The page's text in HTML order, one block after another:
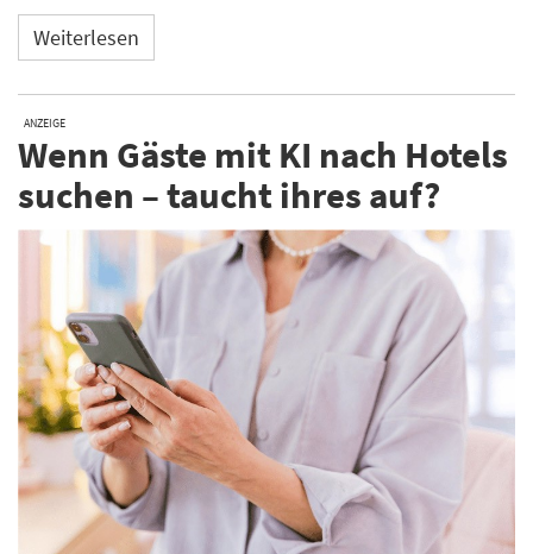
Weiterlesen
ANZEIGE
Wenn Gäste mit KI nach Hotels
suchen – taucht ihres auf?